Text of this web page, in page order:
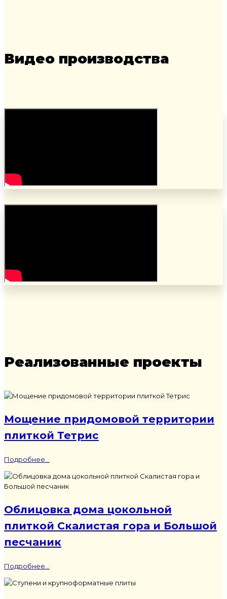
Видео производства
Реализованные проекты
Мощение придомовой территории
плиткой Тетрис
Подробнее...
Облицовка дома цокольной
плиткой Скалистая гора и Большой
песчаник
Подробнее...